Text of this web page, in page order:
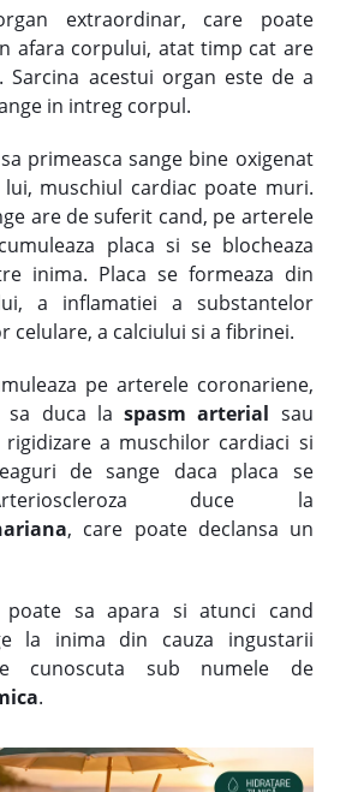
extraordinar, care poate
afara corpului, atat timp cat are
Sarcina acestui organ este de a
in intreg corpul.
primeasca sange bine oxigenat
muschiul cardiac poate muri.
are de suferit cand, pe arterele
placa si se blocheaza
inima. Placa se formeaza din
a inflamatiei a substantelor
celulare, a calciului si a fibrinei.
pe arterele coronariene,
sa duca laspasm arterial sau
a muschilor cardiaci si
de sange daca placa se
duce la
, care poate declansa un
sa apara si atunci cand
la inima din cauza ingustarii
cunoscuta sub numele de
.